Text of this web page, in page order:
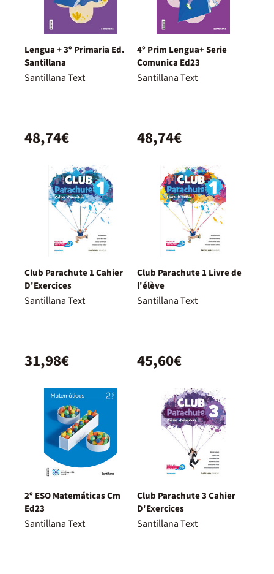
Lengua + 3º Primaria Ed.
Santillana
Santillana Text
48,74€
4º Prim Lengua+ Serie
Comunica Ed23
Santillana Text
48,74€
Club Parachute 1 Cahier
D'Exercices
Santillana Text
31,98€
Club Parachute 1 Livre de
l'élève
Santillana Text
45,60€
2º ESO Matemáticas Cm
Ed23
Santillana Text
Club Parachute 3 Cahier
D'Exercices
Santillana Text